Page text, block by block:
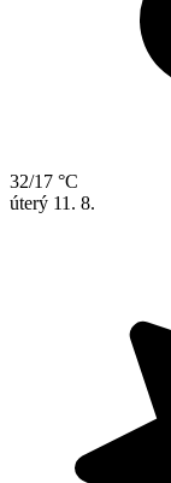
32/17 °C
úterý 11. 8.